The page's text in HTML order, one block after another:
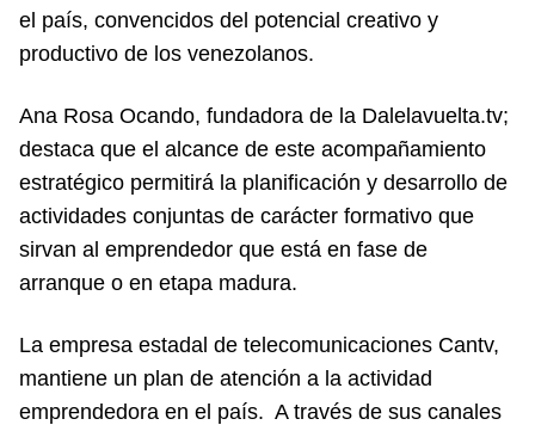
el país, convencidos del potencial creativo y
productivo de los venezolanos.
Ana Rosa Ocando, fundadora de la Dalelavuelta.tv;
destaca que el alcance de este acompañamiento
estratégico permitirá la planificación y desarrollo de
actividades conjuntas de carácter formativo que
sirvan al emprendedor que está en fase de
arranque o en etapa madura.
La empresa estadal de telecomunicaciones Cantv,
mantiene un plan de atención a la actividad
emprendedora en el país. A través de sus canales